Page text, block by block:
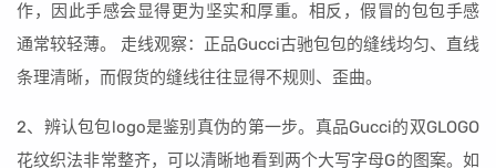
作，因此手感会显得更为坚实和厚重。相反，假冒的包包手感
通常较轻薄。 走线观察：正品Gucci古驰包包的缝线均匀、直线
条理清晰，而假货的缝线往往显得不规则、歪曲。
2、辨认包包logo是鉴别真伪的第一步。真品Gucci的双GLOGO
花纹织法非常整齐，可以清晰地看到两个大写字母G的图案。如